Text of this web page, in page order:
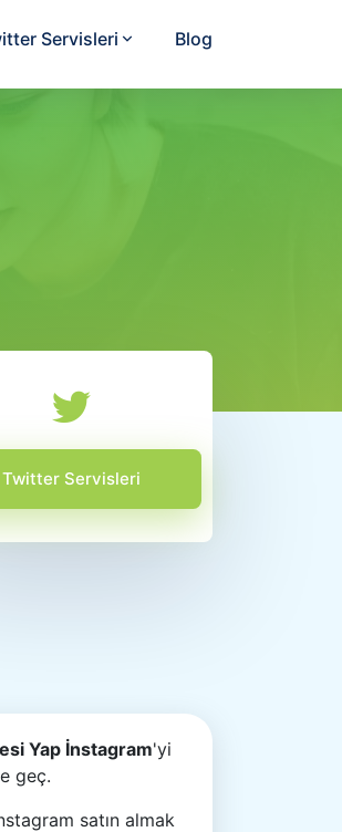
Servisleri Blog
Twitter Servisleri
Yap İnstagram'yi
geç.
satın almak